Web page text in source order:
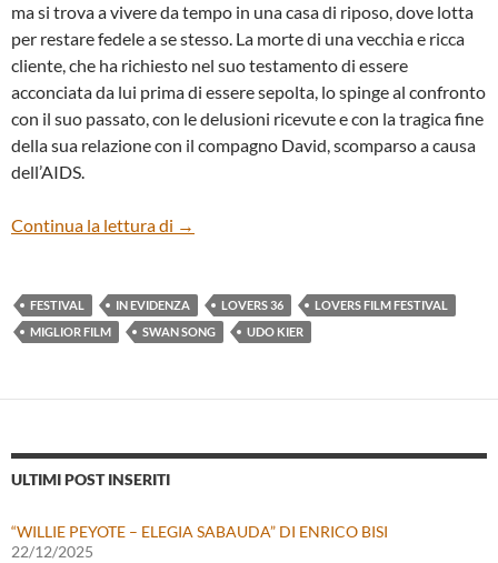
ma si trova a vivere da tempo in una casa di riposo, dove lotta
per restare fedele a se stesso. La morte di una vecchia e ricca
cliente, che ha richiesto nel suo testamento di essere
acconciata da lui prima di essere sepolta, lo spinge al confronto
con il suo passato, con le delusioni ricevute e con la tragica fine
della sua relazione con il compagno David, scomparso a causa
dell’AIDS.
Continua la lettura di “SWAN SONG” DI TODD STEPHENS
→
FESTIVAL IN EVIDENZA LOVERS 36
LOVERS FILM FESTIVAL
MIGLIOR FILM
SWAN SONG UDO KIER
ULTIMI POST INSERITI
“WILLIE PEYOTE – ELEGIA SABAUDA” DI ENRICO BISI
22/12/2025